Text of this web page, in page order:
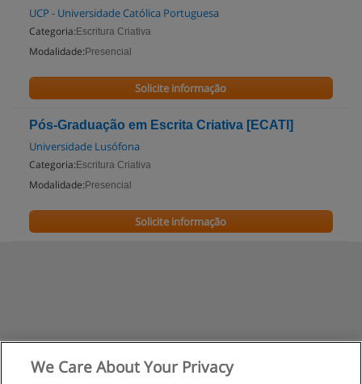
UCP - Universidade Católica Portuguesa
Categoria: Escritura Criativa
Modalidade: Presencial
Solicite informação
Pós-Graduação em Escrita Criativa [ECATI]
Universidade Lusófona
Categoria: Escritura Criativa
Modalidade: Presencial
Solicite informação
We Care About Your Privacy